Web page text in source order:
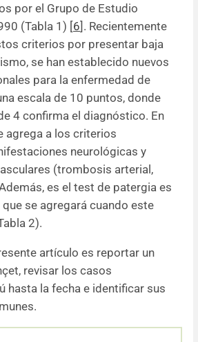
por el Grupo de Estudio
(Tabla 1) [6]. Recientemente
criterios por presentar baja
se han establecido nuevos
para la enfermedad de
escala de 10 puntos, donde
4 confirma el diagnóstico. En
agrega a los criterios
neurológicas y
(trombosis arterial,
es el test de patergia es
se agregará cuando este
2).
artículo es reportar un
revisar los casos
hasta la fecha e identificar sus